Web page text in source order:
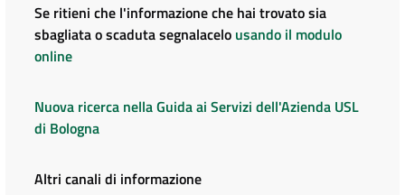
Se ritieni che l'informazione che hai trovato sia
sbagliata o scaduta segnalacelo usando il modulo
online
Nuova ricerca nella Guida ai Servizi dell'Azienda USL
di Bologna
Altri canali di informazione